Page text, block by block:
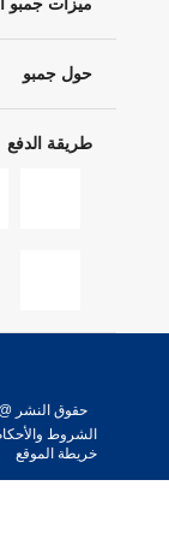
ميزات جمبو
حول جمبو
طريقة الدفع
حقوق النشر @
الشروط
خريطة الموقع